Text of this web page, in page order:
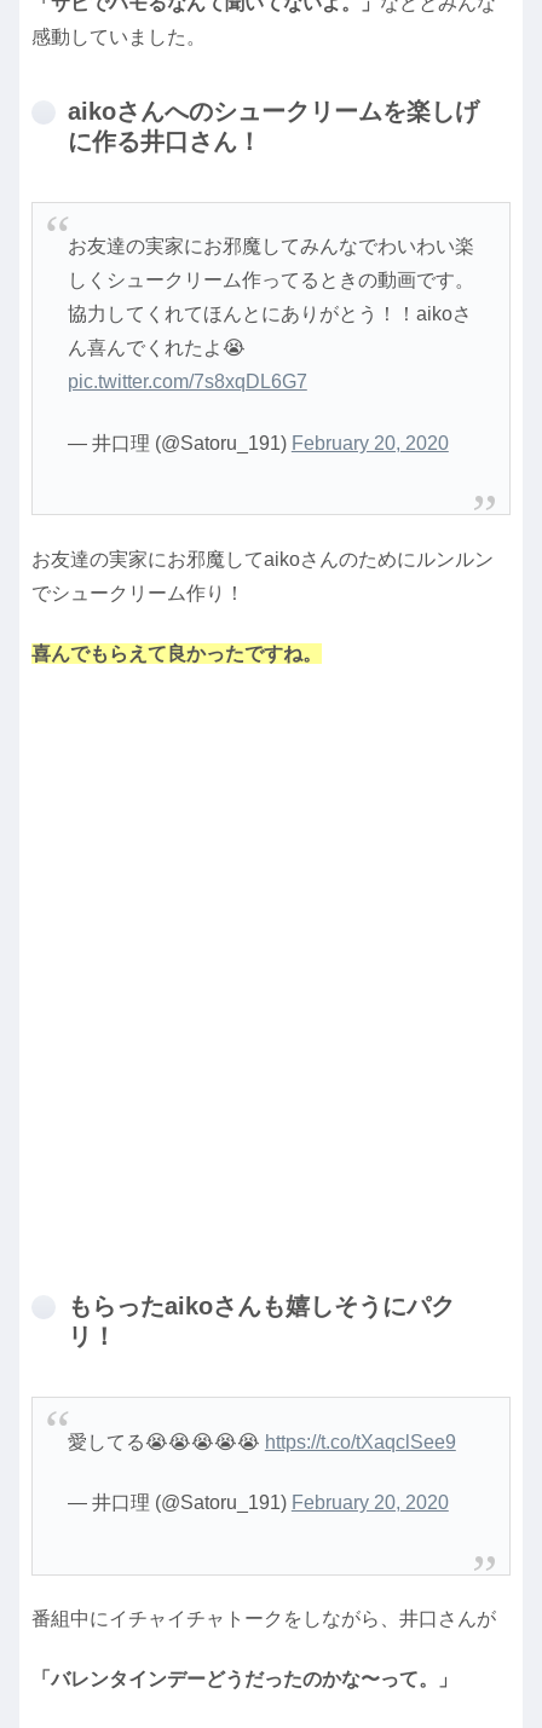
感動していました。
aikoさんへのシュークリームを楽しげ
に作る井口さん！
お友達の実家にお邪魔してみんなでわいわい楽
しくシュークリーム作ってるときの動画です。
協力してくれてほんとにありがとう！！aikoさ
ん喜んでくれたよ😭
pic.twitter.com/7s8xqDL6G7
— 井口理 (@Satoru_191) February 20, 2020
お友達の実家にお邪魔してaikoさんのためにルンルン
でシュークリーム作り！
喜んでもらえて良かったですね。
もらったaikoさんも嬉しそうにパク
リ！
愛してる😭😭😭😭😭 https://t.co/tXaqclSee9
— 井口理 (@Satoru_191) February 20, 2020
番組中にイチャイチャトークをしながら、井口さんが
「バレンタインデーどうだったのかな〜って。」